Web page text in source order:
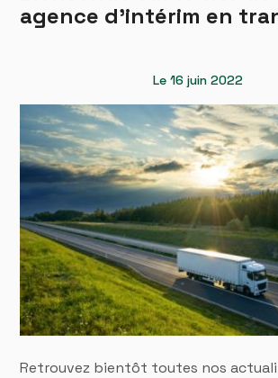
agence d'intérim en
Le 16 juin 2022
Retrouvez bientôt toutes nos